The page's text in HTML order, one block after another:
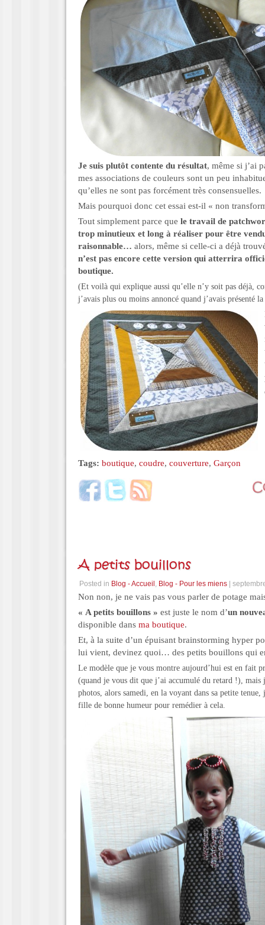
Je suis plutôt contente du résultat, même si j’ai
mes associations de couleurs sont un peu
qu’elles ne sont pas forcément très consensuelles.
Mais pourquoi donc cet essai est-il « non
Tout simplement parce que le travail de
trop minutieux et long à réaliser pour être
raisonnable… alors, même si celle-ci a déjà
n’est pas encore cette version qui atterrira
boutique.
(Et voilà qui explique aussi qu’elle n’y soit pas déjà,
j’avais plus ou moins annoncé quand j’avais présenté
Tags: boutique, coudre, couverture, Garçon
A petits bouillons
Posted in Blog - Accueil , Blog - Pour les miens |
Non non, je ne vais pas vous parler de potage
« A petits bouillons » est juste le nom d’un
disponible dans ma boutique.
Et, à la suite d’un épuisant brainstorming hyper
lui vient, devinez quoi… des petits bouillons qui
Le modèle que je vous montre aujourd’hui est en fait
(quand je vous dit que j’ai accumulé du retard !), mais
photos, alors samedi, en la voyant dans sa petite
fille de bonne humeur pour remédier à cela.